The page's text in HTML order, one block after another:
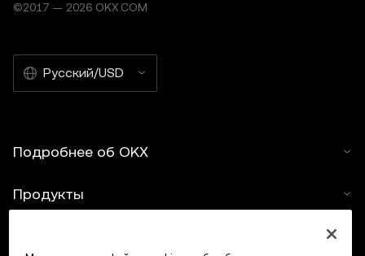
©2017 — 2026 OKX.COM
Русский/USD
Подробнее об OKX
Продукты